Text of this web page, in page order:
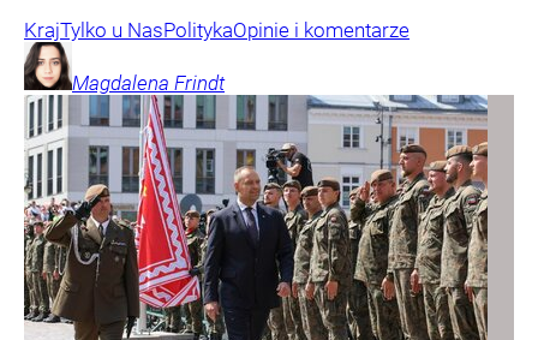
KrajTylko u NasPolitykaOpinie i komentarze
Magdalena Frindt